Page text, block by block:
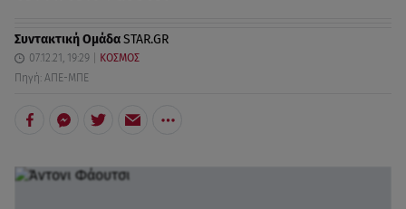
Συντακτική ΟμάδαSTAR.GR
07.12.21, 19:29
ΚΟΣΜΟΣ
Πηγή: ΑΠΕ-ΜΠΕ